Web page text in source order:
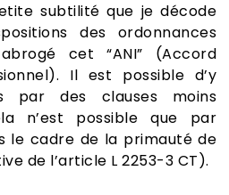
subtilité que je décode
des ordonnances
cet “ANI” (Accord
Il est possible d’y
par des clauses moins
n’est possible que par
le cadre de la primauté de
de l’article L 2253-3 CT).